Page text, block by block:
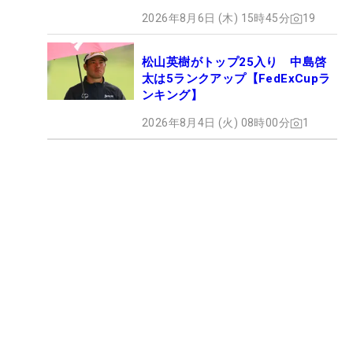
2026年8月6日 (木) 15時45分 19
松山英樹がトップ25入り 中島啓
太は5ランクアップ【FedExCupラ
ンキング】
2026年8月4日 (火) 08時00分 1